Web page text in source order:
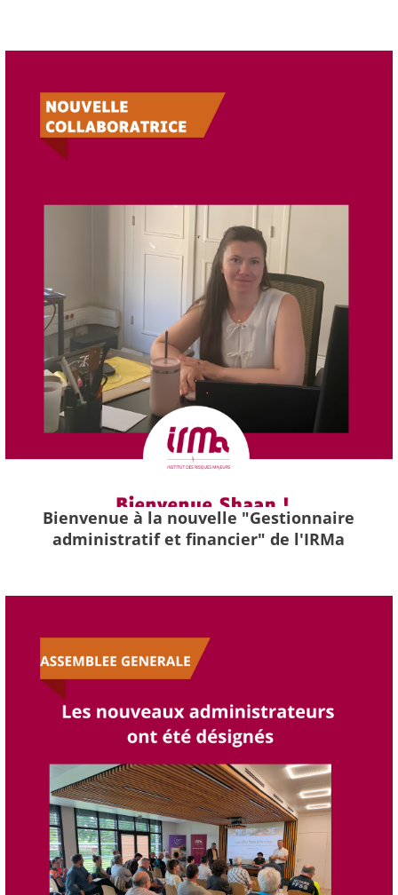
Bienvenue à la nouvelle "Gestionnaire
administratif et financier" de l'IRMa